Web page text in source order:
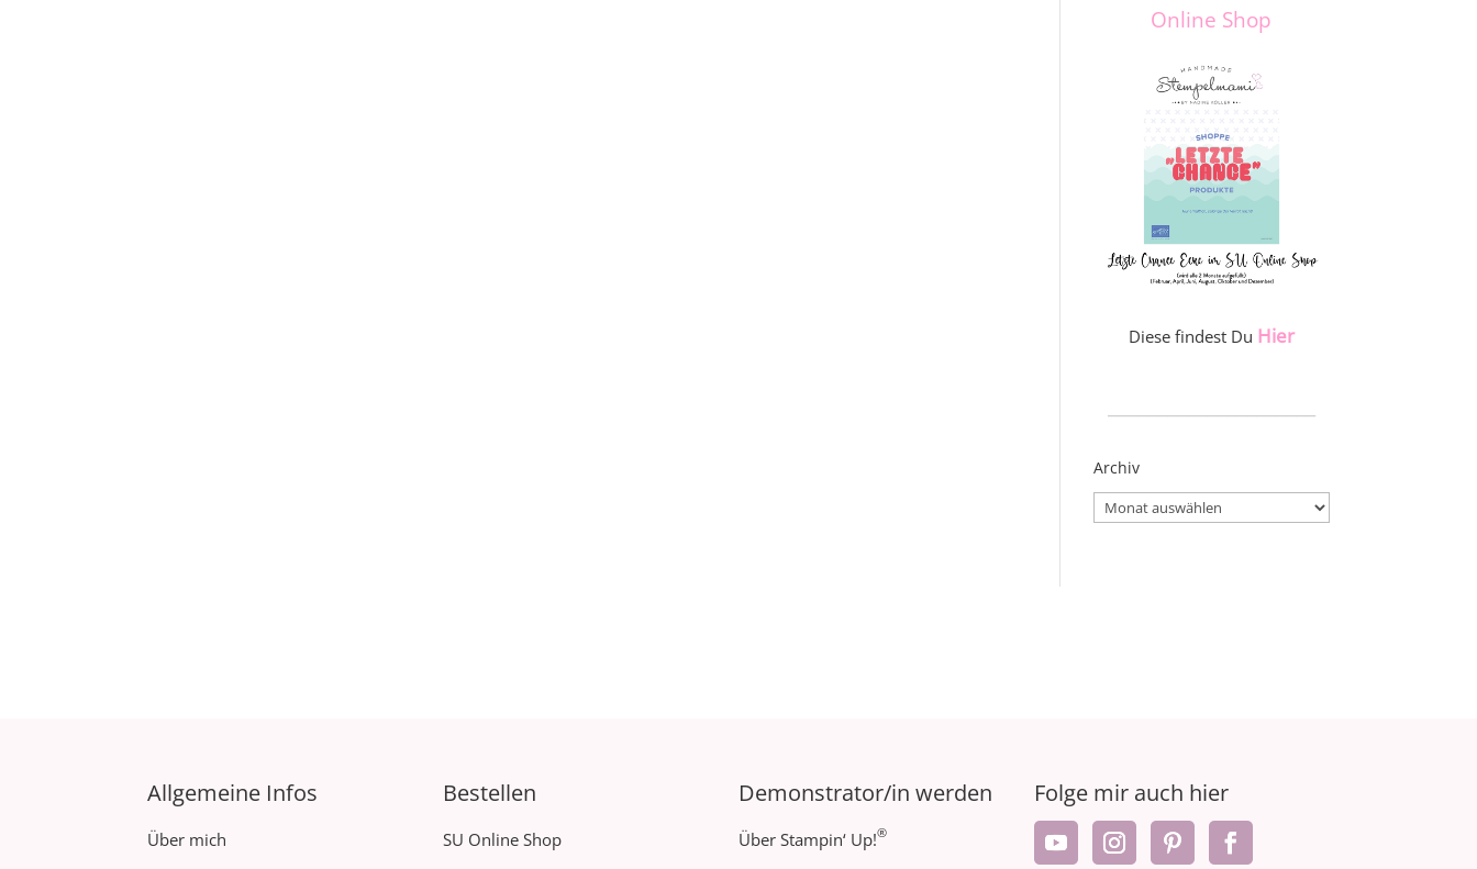
Online Shop
Diese findest Du Hier
Archiv
Archiv
Allgemeine Infos
Über mich
Bestellen
SU Online Shop
Demonstrator/in werden
Über Stampin‘ Up!®
Folge mir auch hier